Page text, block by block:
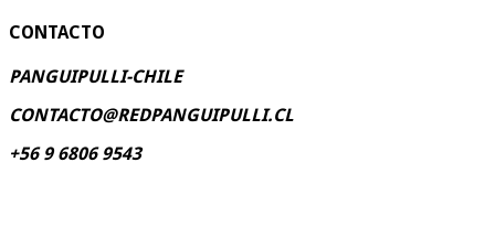
CONTACTO
PANGUIPULLI-CHILE
CONTACTO@REDPANGUIPULLI.CL
+56 9 6806 9543